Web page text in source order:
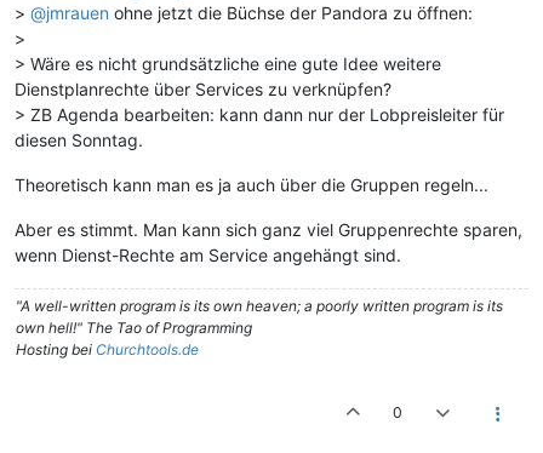
> @jmrauen ohne jetzt die Büchse der Pandora zu öffnen:
>
> Wäre es nicht grundsätzliche eine gute Idee weitere
Dienstplanrechte über Services zu verknüpfen?
> ZB Agenda bearbeiten: kann dann nur der Lobpreisleiter für
diesen Sonntag.
Theoretisch kann man es ja auch über die Gruppen regeln...
Aber es stimmt. Man kann sich ganz viel Gruppenrechte sparen,
wenn Dienst-Rechte am Service angehängt sind.
"A well-written program is its own heaven; a poorly written program is its
own hell!" The Tao of Programming
Hosting bei Churchtools.de
0